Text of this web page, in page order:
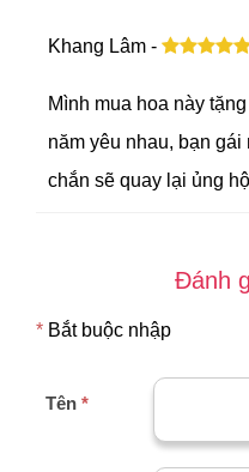
Khang Lâm -
Mình mua hoa này
năm yêu nhau, bạn
chắn sẽ quay lại ủng
Đánh
* Bắt buộc nhập
Tên *